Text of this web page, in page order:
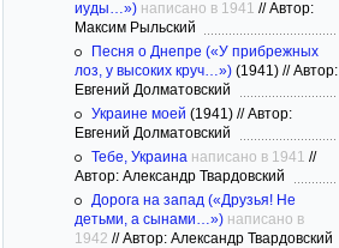
иуды…») написано в 1941 //Автор:
Максим Рыльский
Песня о Днепре («У прибрежных
лоз, у высоких круч…») (1941) //Автор:
Евгений Долматовский
Украине моей (1941) //Автор:
Евгений Долматовский
Тебе, Украина написано в 1941 //
Автор: Александр Твардовский
Дорога на запад («Друзья! Не
детьми, а сынами…») написано в
1942 //Автор: Александр Твардовский